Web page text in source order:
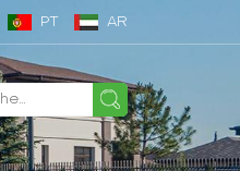
PT AR